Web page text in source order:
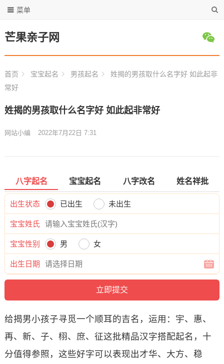
芒果亲子网
菜单
首页 宝宝起名 男孩起名
姓揭的男孩取什么名字好 如此起非
常好
姓揭的男孩取什么名字好 如此起非常好
网站小编 2022年7月22日 7:31
八字起名 宝宝起名 八字改名 姓名祥批
出生状态 已出生 未出生
宝宝姓氏
宝宝性别 男 女
出生日期
给揭男小孩子寻觅一个顺耳的吉名，运用：宇、惠、
再、新、子、栩、庶、征这批精品汉字搭配起名，十
分值得参照，这些好字可以表现出才华、大方、稳